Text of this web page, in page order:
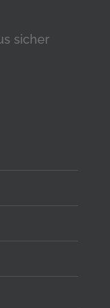
sicher